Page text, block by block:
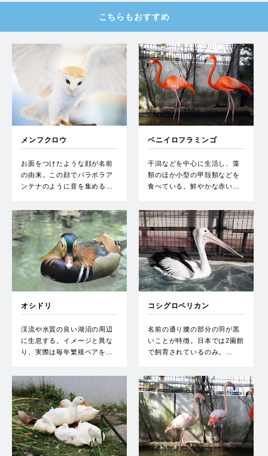
こちらもおすすめ
メンフクロウ
お面をつけたような顔が名前
の由来。この顔でパラボラア
ンテナのように音を集める…
ベニイロフラミンゴ
干潟などを中心に生活し、藻
類のほか小型の甲殻類などを
食べている。鮮やかな赤い…
オシドリ
渓流や水質の良い湖沼の周辺
に生息する。イメージと異な
り、実際は毎年繁殖ペアを…
コシグロペリカン
名前の通り腰の部分の羽が黒
いことが特徴。日本では2園館
で飼育されているのみ。…